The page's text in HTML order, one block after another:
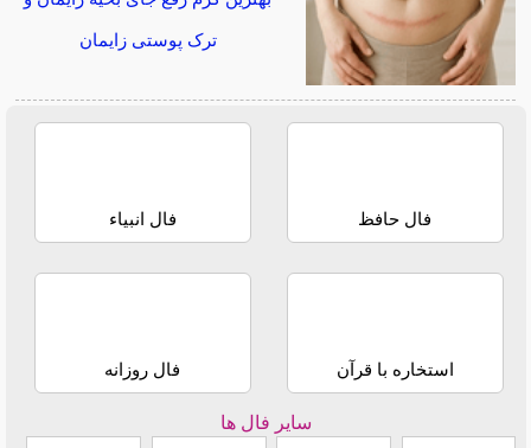
ترک پوستی زایمان
فال حافظ فال انبیاء
استخاره با قرآن فال روزانه
سایر فال ها